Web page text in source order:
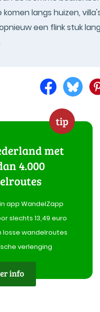
langs huizen,
een flink stuk
tip
met
4.000
app WandelZapp
slechts 13,49 euro
losse wandelroutes
verlenging
info